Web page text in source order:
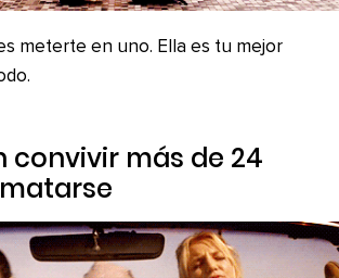
meterte en uno. Ella es tu mejor
convivir más de 24